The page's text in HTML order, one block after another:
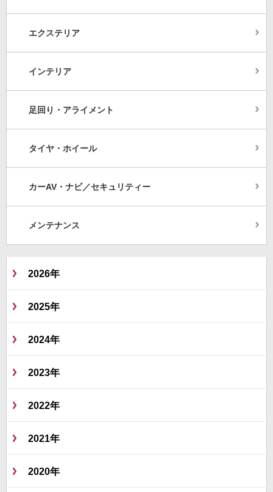
エクステリア
インテリア
足回り・アライメント
タイヤ・ホイール
カーAV・ナビ／セキュリティー
メンテナンス
2026年
2025年
2024年
2023年
2022年
2021年
2020年